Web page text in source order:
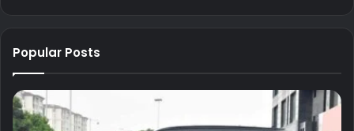
Popular Posts